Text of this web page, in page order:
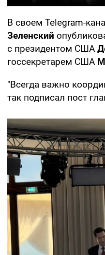
В своем Telegram-
Зеленский
с президентом США
госсекретарем США
"Всегда важно
так подписал пост